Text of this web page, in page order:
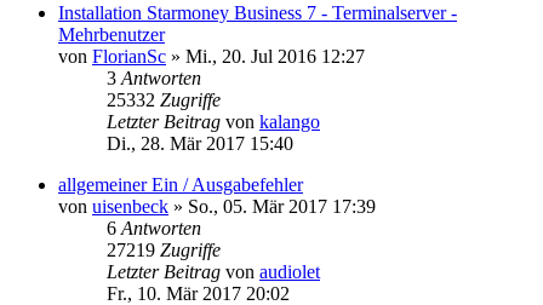
Installation Starmoney Business 7 - Terminalserver -
Mehrbenutzer
von FlorianSc » Mi., 20. Jul 2016 12:27
3 Antworten
25332 Zugriffe
Letzter Beitrag von kalango
Di., 28. Mär 2017 15:40
allgemeiner Ein / Ausgabefehler
von uisenbeck » So., 05. Mär 2017 17:39
6 Antworten
27219 Zugriffe
Letzter Beitrag von audiolet
Fr., 10. Mär 2017 20:02